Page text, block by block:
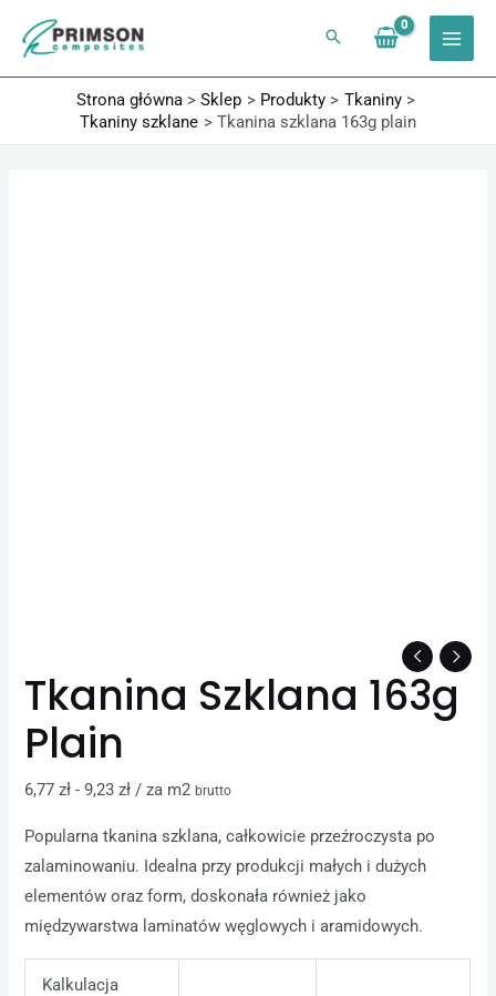
treści
Strona główna
Sklep Produkty
Tkaniny
Tkaniny szklane
Tkanina szklana 163g plain
Tkanina Szklana 163g
Plain
6,77zł -9,23zł / za m2brutto
Popularna tkanina szklana, całkowicie przeźroczysta po
zalaminowaniu. Idealna przy produkcji małych i dużych
elementów oraz form, doskonała również jako
międzywarstwa laminatów węglowych i aramidowych.
Kalkulacja